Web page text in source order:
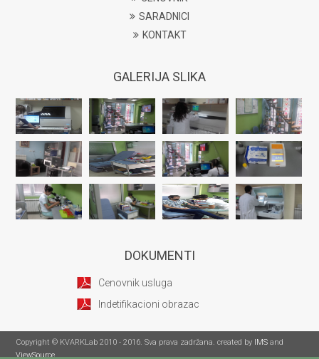
SARADNICI
KONTAKT
GALERIJA SLIKA
DOKUMENTI
Cenovnik usluga
Indetifikacioni obrazac
Copyright © KVARKLab 2010 - 2016. Sva prava zadržana. created by IMS and
ViewSource